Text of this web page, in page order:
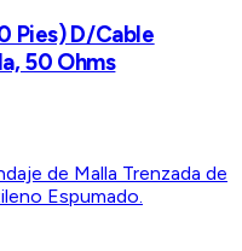
Pies) D/Cable
50 Ohms